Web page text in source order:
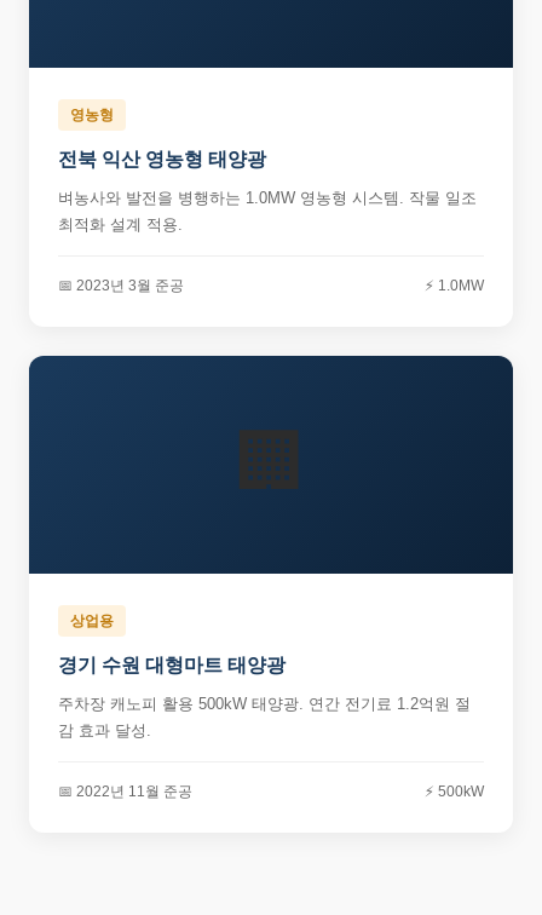
영농형
전북 익산 영농형 태양광
벼농사와 발전을 병행하는 1.0MW 영농형 시스템. 작물 일조
최적화 설계 적용.
📅 2023년 3월 준공 ⚡ 1.0MW
🏢
상업용
경기 수원 대형마트 태양광
주차장 캐노피 활용 500kW 태양광. 연간 전기료 1.2억원 절
감 효과 달성.
📅 2022년 11월 준공 ⚡ 500kW